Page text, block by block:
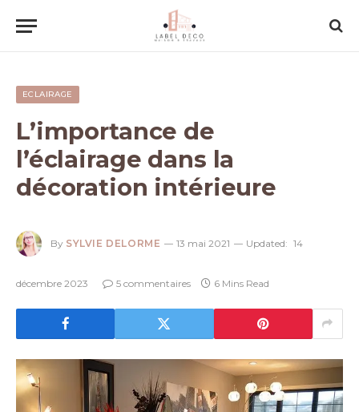
ECLAIRAGE
L’importance de
l’éclairage dans la
décoration intérieure
By SYLVIE DELORME 13 mai 2021 Updated: 14
décembre 2023 5 commentaires 6 Mins Read